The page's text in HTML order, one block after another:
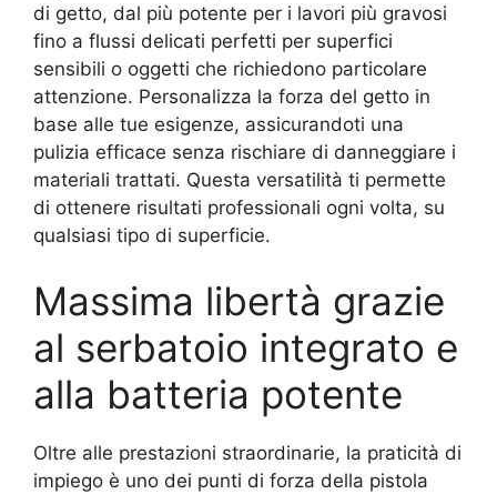
di getto, dal più potente per i lavori più gravosi
fino a flussi delicati perfetti per superfici
sensibili o oggetti che richiedono particolare
attenzione. Personalizza la forza del getto in
base alle tue esigenze, assicurandoti una
pulizia efficace senza rischiare di danneggiare i
materiali trattati. Questa versatilità ti permette
di ottenere risultati professionali ogni volta, su
qualsiasi tipo di superficie.
Massima libertà grazie
al serbatoio integrato e
alla batteria potente
Oltre alle prestazioni straordinarie, la praticità di
impiego è uno dei punti di forza della pistola